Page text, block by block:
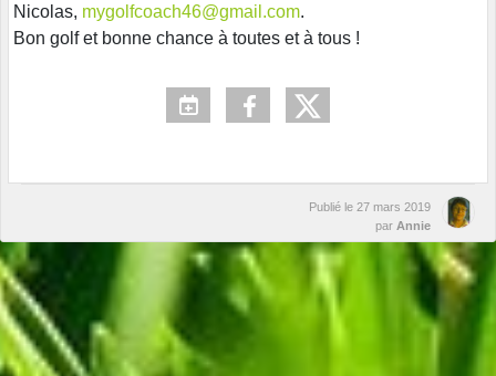
Nicolas, mygolfcoach46@gmail.com.
Bon golf et bonne chance à toutes et à tous !
Publié le 27 mars 2019
par Annie